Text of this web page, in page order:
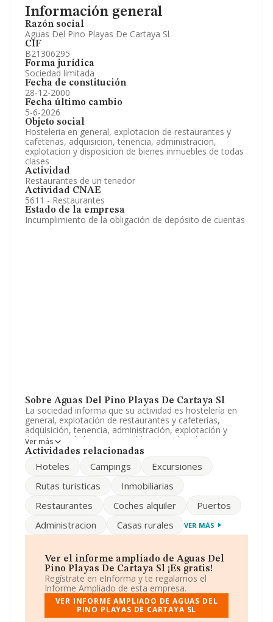
Información general
Razón social
Aguas Del Pino Playas De Cartaya Sl
CIF
B21306295
Forma jurídica
Sociedad limitada
Fecha de constitución
28-12-2000
Fecha último cambio
5-6-2026
Objeto social
Hosteleria en general, explotacion de restaurantes y
cafeterias, adquisicion, tenencia, administracion,
explotacion y disposicion de bienes inmuebles de todas
clases
Actividad
Restaurantes de un tenedor
Actividad CNAE
5611 - Restaurantes
Estado de la empresa
Incumplimiento de la obligación de depósito de cuentas
Sobre Aguas Del Pino Playas De Cartaya Sl
La sociedad informa que su actividad es hostelería en
general, explotación de restaurantes y cafeterías,
adquisición, tenencia, administración, explotación y
disposicion de bienes inmuebles de todas clases. La
empresa es una Sociedad Limitada. La actividad de
es 5611. No realiza actividad de importación y/o
cuenta la información disponible en INFORMA, ha
media de sector.
Cartaya S.L , NIF B21306295, se encuentra en Calle
Canario núm. 9, (21110), Aljaraque, en Huelva,
Andalucía.
En relación con el sector y disponiendo de los datos de
hasta 142.938 empresas, la facturación en el ámbito
nacional alcanza los 31.947 millones de euros y el
Ver más
Actividades relacionadas
Hoteles Campings
Excursiones
Rutas turisticas
Inmobiliarias
Restaurantes
Coches alquiler
Puertos
Administracion
Casas rurales VER MÁS
Ver el informe ampliado de Aguas Del
Pino Playas De Cartaya Sl ¡Es gratis!
Regístrate en eInforma y te regalamos el
Informe Ampliado de esta empresa.
VER INFORME AMPLIADO DE AGUAS DEL
PINO PLAYAS DE CARTAYA SL
Información oficial y registral complementaria.